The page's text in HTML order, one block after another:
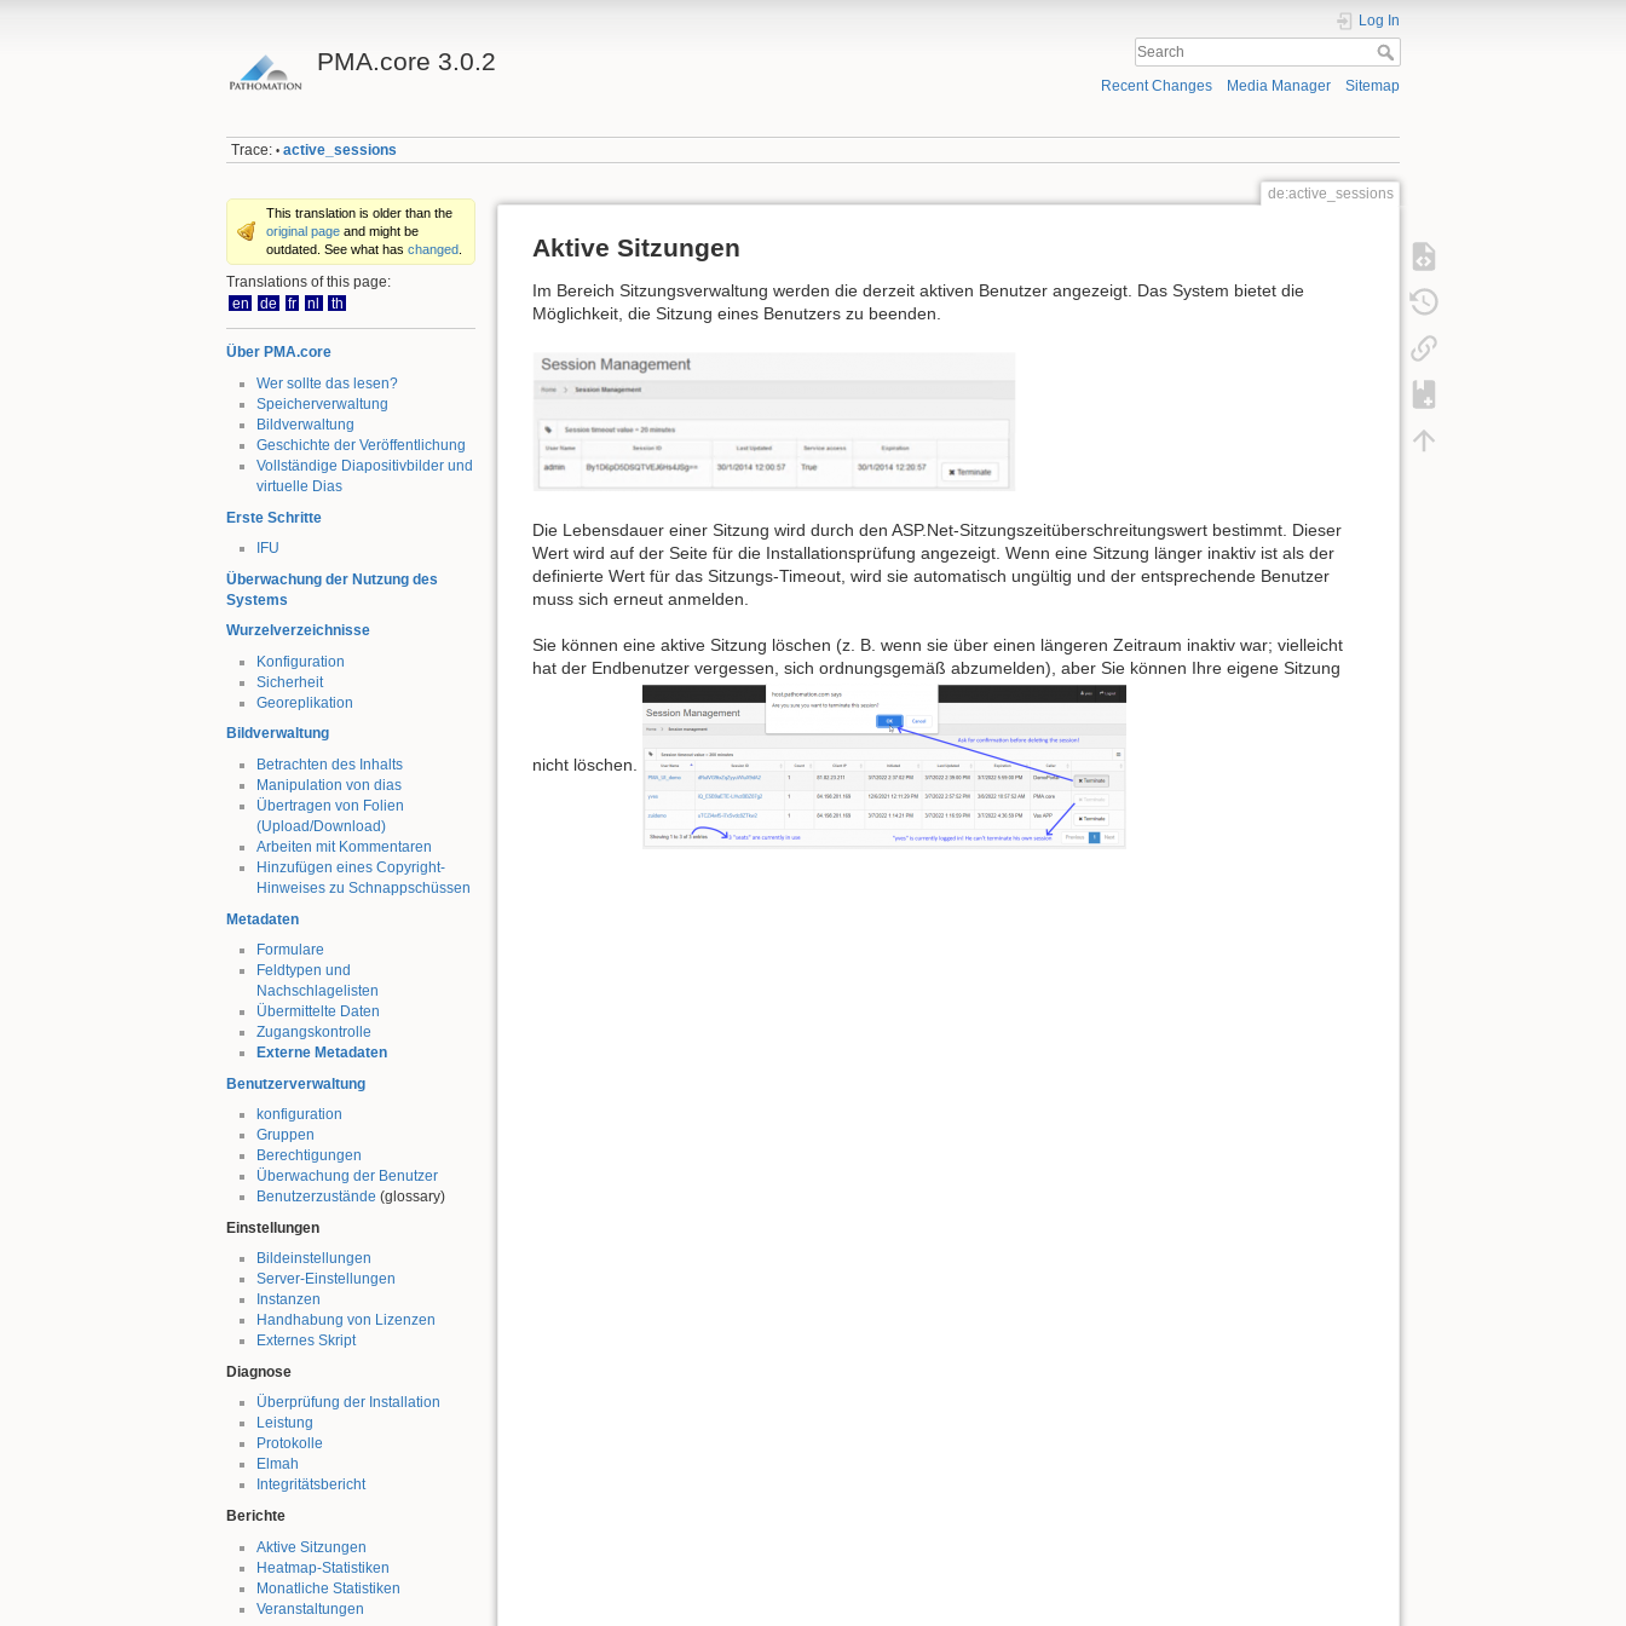
PMA.core 3.0.2
Log In
Recent Changes Media Manager Sitemap
Trace: • active_sessions
This translation is older than the
original page and might be
outdated. See what has changed
Translations of this page:
en
de fr nl th
Über PMA.core
Wer sollte das lesen?
Speicherverwaltung
Bildverwaltung
Geschichte der Veröffentlichung
Vollständige Diapositivbilder und
virtuelle Dias
Erste Schritte
IFU
Überwachung der Nutzung des
Systems
Wurzelverzeichnisse
Konfiguration
Sicherheit
Georeplikation
Bildverwaltung
Betrachten des Inhalts
Manipulation von dias
Übertragen von Folien
(Upload/Download)
Arbeiten mit Kommentaren
Hinzufügen eines Copyright-
Hinweises zu Schnappschüssen
Metadaten
Formulare
Feldtypen und
Nachschlagelisten
Übermittelte Daten
Zugangskontrolle
Externe Metadaten
Benutzerverwaltung
konfiguration
Gruppen
Berechtigungen
Überwachung der Benutzer
Benutzerzustände (glossary)
Einstellungen
Bildeinstellungen
Server-Einstellungen
Instanzen
Handhabung von Lizenzen
Externes Skript
Diagnose
Überprüfung der Installation
Leistung
Protokolle
Elmah
Integritätsbericht
Berichte
Aktive Sitzungen
Heatmap-Statistiken
Monatliche Statistiken
Veranstaltungen
de:active_sessions
Aktive Sitzungen
Im Bereich Sitzungsverwaltung werden die derzeit aktiven Benutzer angezeigt. Das System bietet die
Möglichkeit, die Sitzung eines Benutzers zu beenden.
Die Lebensdauer einer Sitzung wird durch den ASP.Net-Sitzungszeitüberschreitungswert bestimmt. Dieser
Wert wird auf der Seite für die Installationsprüfung angezeigt. Wenn eine Sitzung länger inaktiv ist als der
definierte Wert für das Sitzungs-Timeout, wird sie automatisch ungültig und der entsprechende Benutzer
muss sich erneut anmelden.
Sie können eine aktive Sitzung löschen (z. B. wenn sie über einen längeren Zeitraum inaktiv war; vielleicht
hat der Endbenutzer vergessen, sich ordnungsgemäß abzumelden), aber Sie können Ihre eigene Sitzung
nicht löschen.